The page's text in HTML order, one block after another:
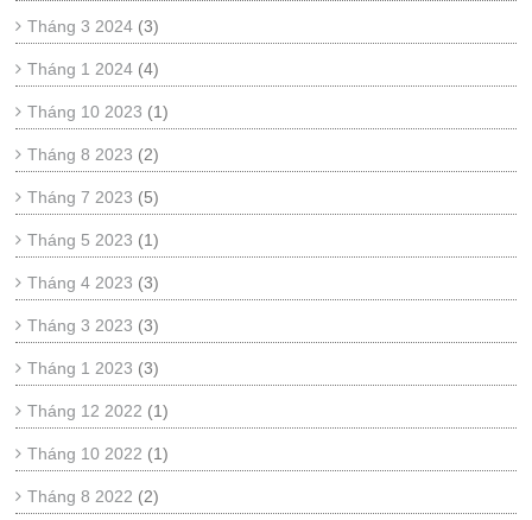
Tháng 3 2024 (3)
Tháng 1 2024 (4)
Tháng 10 2023 (1)
Tháng 8 2023 (2)
Tháng 7 2023 (5)
Tháng 5 2023 (1)
Tháng 4 2023 (3)
Tháng 3 2023 (3)
Tháng 1 2023 (3)
Tháng 12 2022 (1)
Tháng 10 2022 (1)
Tháng 8 2022 (2)